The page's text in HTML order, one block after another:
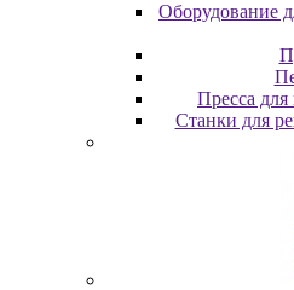
Оборудование
Пресса
Станки для